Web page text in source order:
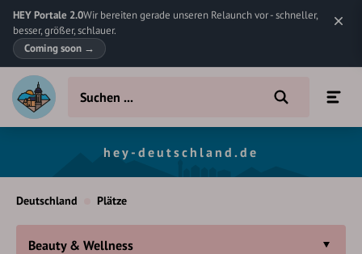
HEY Portale 2.0Wir bereiten gerade unseren Relaunch vor - schneller,
besser, größer, schlauer.
Coming soon →
hey-deutschland.de
Deutschland Plätze
Beauty & Wellness